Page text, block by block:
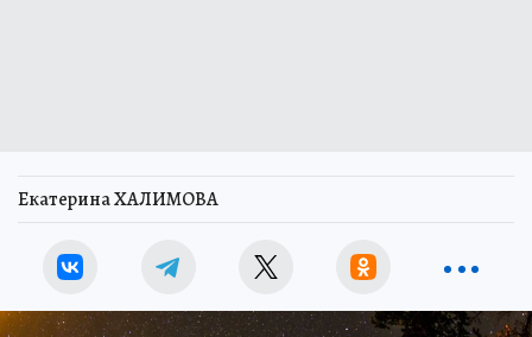
Екатерина ХАЛИМОВА